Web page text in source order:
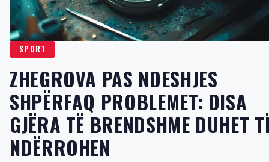
SPORT
ZHEGROVA PAS NDESHJES
SHPËRFAQ PROBLEMET: DISA
GJËRA TË BRENDSHME DUHET
NDËRROHEN